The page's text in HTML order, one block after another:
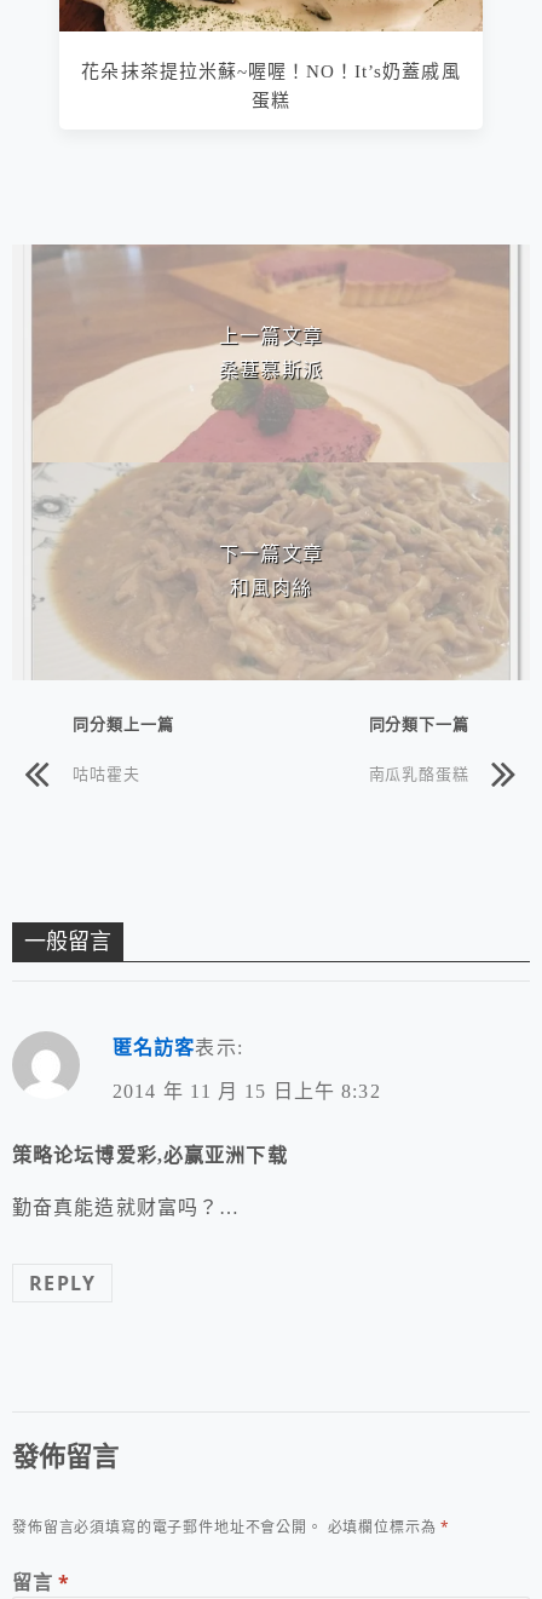
花朵抹茶提拉米蘇~喔喔！NO！It’s奶蓋戚風
蛋糕
相連文章
上一篇文章
桑葚慕斯派
下一篇文章
和風肉絲
同分類上一篇
咕咕霍夫
同分類下一篇
南瓜乳酪蛋糕
一般留言
匿名訪客表示:
2014 年 11 月 15 日上午 8:32
策略论坛博爱彩,必赢亚洲下载
勤奋真能造就财富吗？…
REPLY
發佈留言
發佈留言必須填寫的電子郵件地址不會公開。 必填欄位標示為*
留言 *